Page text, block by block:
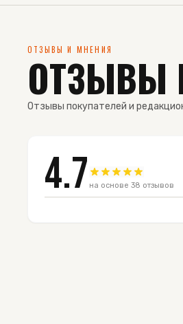
ОТЗЫВЫ И МНЕНИЯ
ОТЗЫВЫ
Отзывы покупателей и
4.7 на основе 38 отзывов